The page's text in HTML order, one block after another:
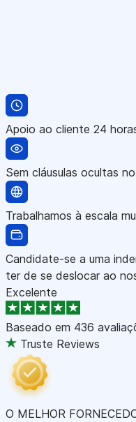
Apoio ao cliente 24
Sem cláusulas ocultas
Trabalhamos à escala
Candidate-se a uma
ter de se deslocar ao
Excelente
Baseado em 436
Truste Reviews
O MELHOR